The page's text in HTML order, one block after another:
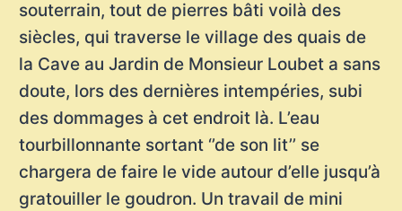
souterrain, tout de pierres bâti voilà des
siècles, qui traverse le village des quais de
la Cave au Jardin de Monsieur Loubet a sans
doute, lors des dernières intempéries, subi
des dommages à cet endroit là. L’eau
tourbillonnante sortant ‘’de son lit’’ se
chargera de faire le vide autour d’elle jusqu’à
gratouiller le goudron. Un travail de mini